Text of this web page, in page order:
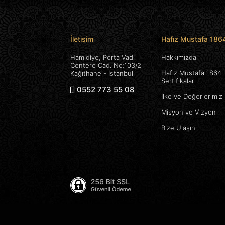
İletişim
Hamidiye, Porta Vadi
Centere Cad. No:103/2
Kağıthane - İstanbul
0552 773 55 08
Hafız Mustafa
Hakkımızda
Hafız Mustafa 1864
Sertifikalar
İlke ve Değerlerimiz
Misyon ve Vizyon
Bize Ulaşın